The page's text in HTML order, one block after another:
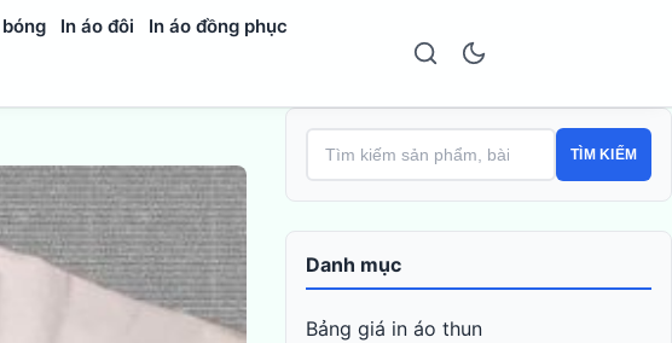
In áo đôi In áo đồng phục
TÌM KIẾM
Danh mục
Bảng giá in áo thun